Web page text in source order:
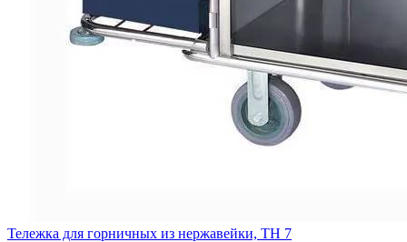
Тележка для горничных из нержавейки, ТН 7